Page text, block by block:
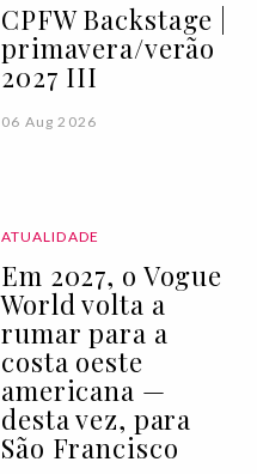
CPFW Backstage |
primavera/verão
2027 III
06 Aug 2026
ATUALIDADE
Em 2027, o Vogue
World volta a
rumar para a
costa oeste
americana —
desta vez, para
São Francisco